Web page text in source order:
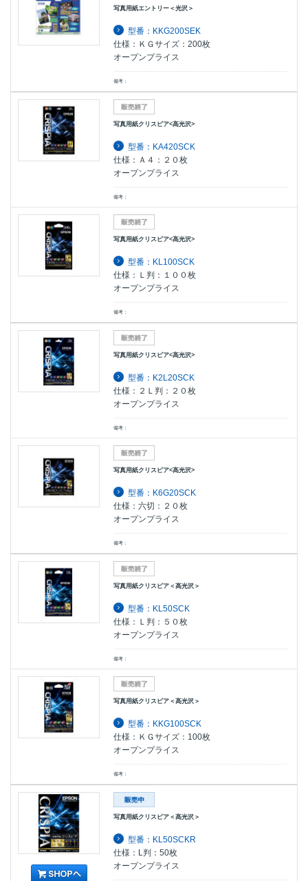
写真用紙エントリー＜光沢＞
型番：KKG200SEK
仕様：ＫＧサイズ：200枚
オープンプライス
備考：
写真用紙クリスピア<高光沢>
型番：KA420SCK
仕様：Ａ４：２０枚
オープンプライス
備考：
写真用紙クリスピア<高光沢>
型番：KL100SCK
仕様：Ｌ判：１００枚
オープンプライス
備考：
写真用紙クリスピア<高光沢>
型番：K2L20SCK
仕様：２Ｌ判：２０枚
オープンプライス
備考：
写真用紙クリスピア<高光沢>
型番：K6G20SCK
仕様：六切：２０枚
オープンプライス
備考：
写真用紙クリスピア＜高光沢＞
型番：KL50SCK
仕様：Ｌ判：５０枚
オープンプライス
備考：
写真用紙クリスピア＜高光沢＞
型番：KKG100SCK
仕様：ＫＧサイズ：100枚
オープンプライス
備考：
写真用紙クリスピア＜高光沢＞
型番：KL50SCKR
仕様：L判：50枚
オープンプライス